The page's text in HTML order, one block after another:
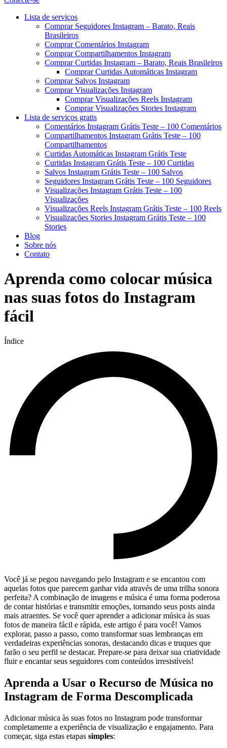
Menu
Lista de serviços
Comprar Seguidores Instagram – Barato, Reais
Brasileiros
Comprar Comentários Instagram
Comprar Compartilhamentos Instagram
Comprar Curtidas Instagram – Barato, Reais Brasileiros
Comprar Curtidas Automáticas Instagram
Comprar Salvos Instagram
Comprar Visualizações Instagram
Comprar Visualizações Reels Instagram
Comprar Visualizações Stories Instagram
Lista de serviços gratis
Comentários Instagram Grátis Teste – 100 Comentários
Compartilhamentos Instagram Grátis Teste – 100
Compartilhamentos
Curtidas Automáticas Instagram Grátis Teste
Curtidas Instagram Grátis Teste – 100 Curtidas
Salvos Instagram Grátis Teste – 100 Salvos
Seguidores Instagram Grátis Teste – 100 Seguidores
Visualizações Instagram Grátis Teste – 100
Visualizações
Visualizações Reels Instagram Grátis Teste – 100 Reels
Visualizações Stories Instagram Grátis Teste – 100
Stories
Blog
Sobre nós
Contato
Aprenda como colocar música
nas suas fotos do Instagram
fácil
Índice
Você já se pegou navegando pelo ⁢Instagram e se encantou com
aquelas fotos⁢ que ‌parecem ganhar‌ vida através de uma trilha ​sonora
perfeita? ‍A combinação ⁣de​ imagens e música é uma forma poderosa⁣
de contar histórias e transmitir emoções, tornando seus⁣ posts ainda
mais atraentes. Se você quer aprender‍ a adicionar música⁢ às⁢ suas
⁤fotos de maneira fácil e rápida, este artigo é​ para você! Vamos
⁤explorar, passo a⁤ passo, como transformar‍ suas lembranças⁢ em
verdadeiras experiências sonoras, destacando dicas e truques que
farão o seu perfil se destacar.⁢ Prepare-se para deixar sua criatividade
fluir e ​encantar seus‍ seguidores⁢ com conteúdos irresistíveis!
Aprenda a Usar o Recurso de⁣ Música no
Instagram de‍ Forma Descomplicada
Adicionar música às suas fotos no Instagram pode transformar
completamente a​ experiência⁣ de visualização e engajamento. ‌Para
começar, siga estas etapas simples: